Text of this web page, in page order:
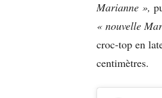
Marianne »,
« nouvelle
croc-top en
centimètres.